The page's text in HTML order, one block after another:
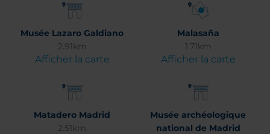
Musée Lazaro Galdiano
2.91km
Afficher la carte
Malasaña
1.71km
Afficher la carte
Matadero Madrid
2.51km
Musée archéologique
national de Madrid